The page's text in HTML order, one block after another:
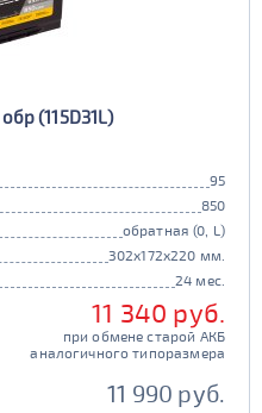
обр (115D31L)
95
850
обратная (0, L)
302x172x220 мм.
24 мес.
11 340 руб.
при обмене старой АКБ
аналогичного типоразмера
11 990 руб.